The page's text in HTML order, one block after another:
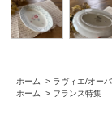
ホーム > ラヴィエ/オー
ホーム
> フランス特集